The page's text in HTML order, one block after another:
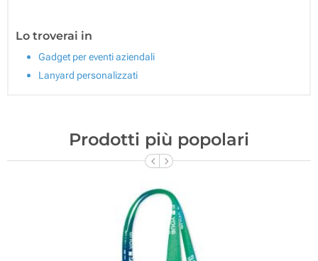
Lo troverai in
Gadget per eventi aziendali
Lanyard personalizzati
Prodotti più popolari